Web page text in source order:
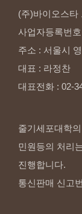
(주)바이오스타
사업자등록번호
주소 : 서울시
대표 : 라정찬
대표전화 : 02-
줄기세포대학
민원등의 처리
진행합니다.
통신판매 신고